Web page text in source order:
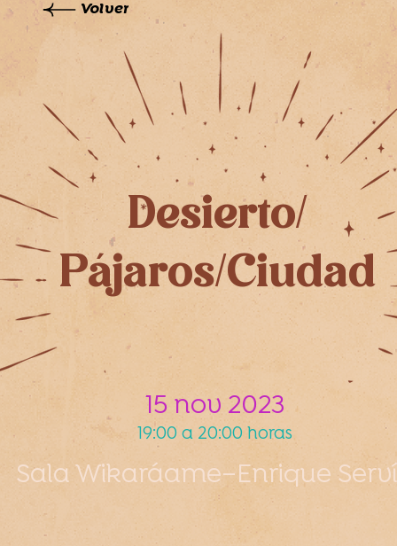
Volver
Desierto/
Pájaros/Ciudad
15 nov 2023
19:00 a 20:00 horas
Sala Wikaráame–Enrique